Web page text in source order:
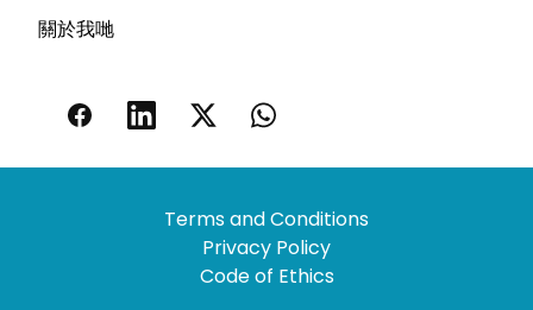
關於我哋
Terms and Conditions
Privacy Policy
Code of Ethics